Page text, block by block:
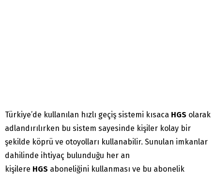
Türkiye’de kullanılan hızlı geçiş sistemi kısaca HGS olarak
adlandırılırken bu sistem sayesinde kişiler kolay bir
şekilde köprü ve otoyolları kullanabilir. Sunulan imkanlar
dahilinde ihtiyaç bulunduğu her an
kişilere HGS aboneliğini kullanması ve bu abonelik